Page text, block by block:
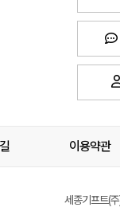
이용약관
세종기프트(